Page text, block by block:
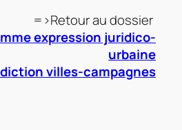
=>Retour au dossier
expression juridico-
urbaine
villes-campagnes